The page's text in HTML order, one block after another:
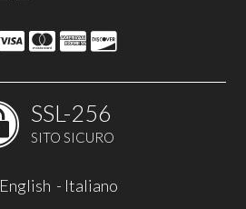
SSL-256
SITO SICURO
English - Italiano